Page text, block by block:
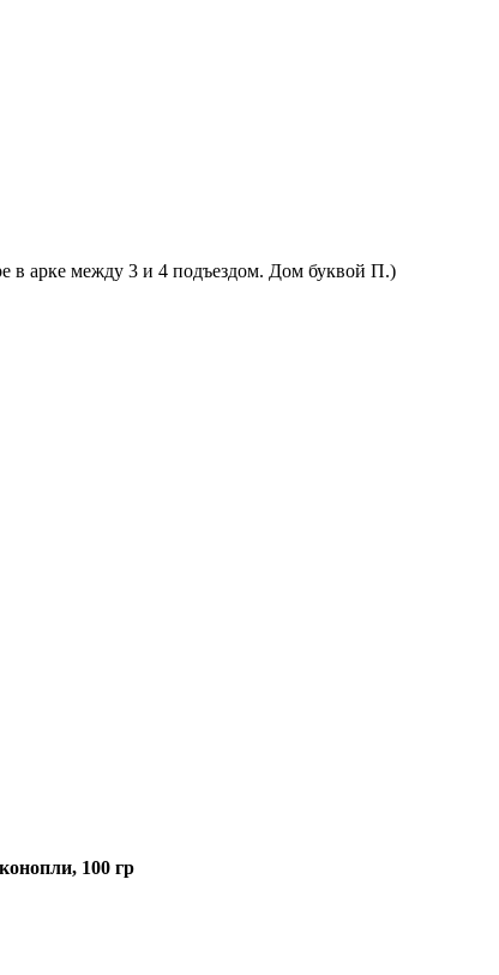
в арке между 3 и 4 подъездом. Дом буквой П.)
100 гр